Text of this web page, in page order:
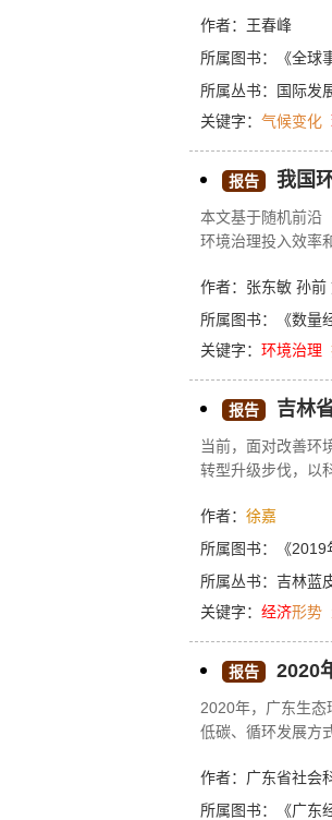
作者：王春峰
所属图书：
《全球
所属丛书：
国际发
关键字： 气候变化
报告 我国
本文基于随机前沿
环境治理投入效率
大，其次分别是财
入效率的提高；东
作用；人口规模对
治理投入效率的共
平对东部地区具有
方向。
作者：张东敏 孙前
所属图书：
《数量
关键字： 环境治理
报告 吉林
当前，面对改善环
转型升级步伐，以
化为金山银山。在
治理的机制与对策
作者： 徐嘉
所属图书：
《
所属丛书： 吉林蓝
关键字： 经济形势
报告 2020
2020年，广东生态
低碳、循环发展方
现机制，加快生态
作者：广东省社会
所属图书：
《广东